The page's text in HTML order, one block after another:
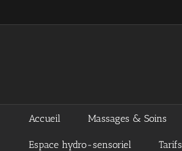
Accueil Massages & Soins
Espace hydro-sensoriel Tarifs